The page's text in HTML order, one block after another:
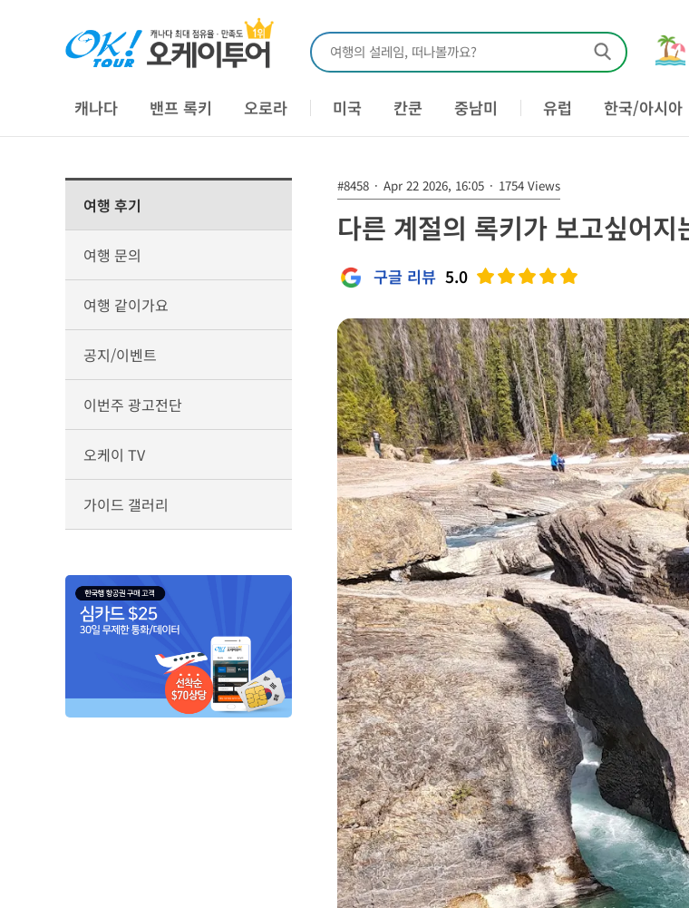
여행의 설레임, 떠나볼까요?
캐나다 밴프 록키 오로라 미국 칸쿤 중남미 유럽 한국/아시아
여행 후기
여행 문의
여행 같이가요
공지/이벤트
이번주 광고전단
오케이 TV
가이드 갤러리
#8458 · Apr 22 2026, 16:05 · 1754 Views
다른 계절의 록키가 보고싶어지
구글 리뷰 5.0